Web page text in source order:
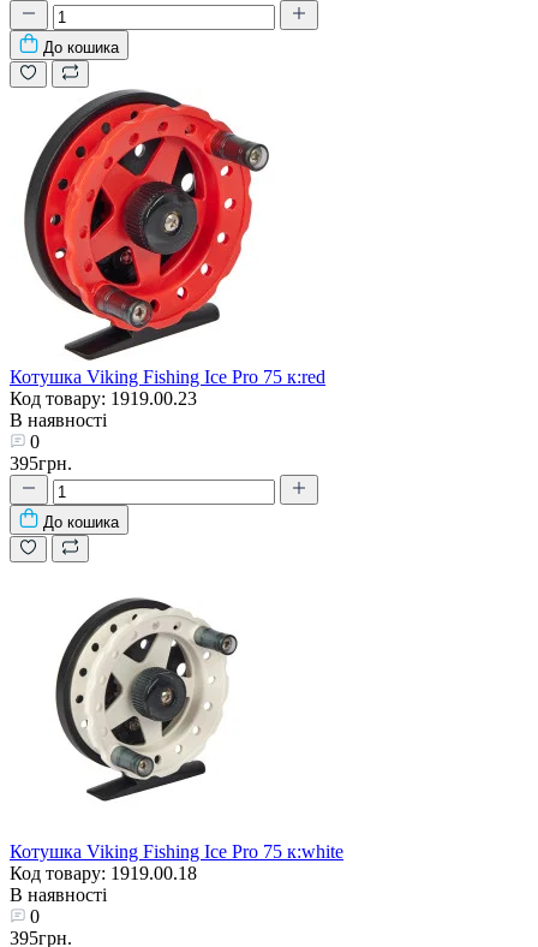
До кошика
Котушка Viking Fishing Ice Pro 75 к:red
Код товару: 1919.00.23
В наявності
0
395грн.
До кошика
Котушка Viking Fishing Ice Pro 75 к:white
Код товару: 1919.00.18
В наявності
0
395грн.